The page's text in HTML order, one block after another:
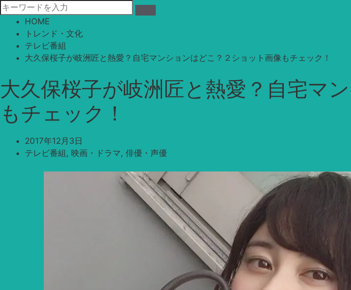
HOME
トレンド・文化
テレビ番組
大久保桜子が岐洲匠と熱愛？自宅マンションはどこ？２ショット画像もチェック！
大久保桜子が岐洲匠と熱愛？自宅マ
もチェック！
2017年12月3日
テレビ番組 , 映画・ドラマ, 俳優・声優